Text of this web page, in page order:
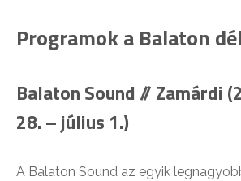
Programok a Balaton
Balaton Sound // Zamárdi
28. – július 1.)
A Balaton Sound az egyik